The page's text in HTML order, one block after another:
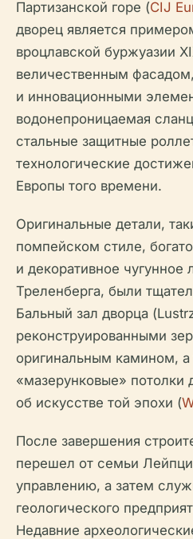
Партизанской горе (CIJ
дворец является
вроцлавской буржуазии
величественным
и инновационными
водонепроницаемая
стальные защитные
технологические
Европы того времени.
Оригинальные детали,
помпейском стиле,
и декоративное чугунное
Треленберга, были
Бальный зал дворца
реконструированными
оригинальным камином, а
«мазерунковые» потолки
об искусстве той эпохи (
После завершения
перешел от семьи
управлению, а затем
геологического
Недавние